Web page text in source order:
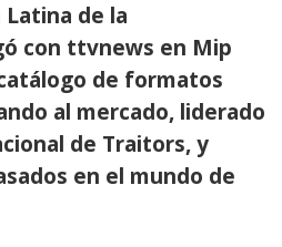
Latina de la
con ttvnews en Mip
de formatos
al mercado, liderado
de Traitors, y
en el mundo de